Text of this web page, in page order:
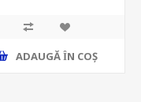
ADAUGĂ ȊN COŞ